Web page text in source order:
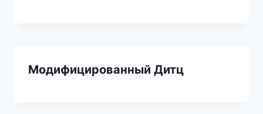
Модифицированный Дитц